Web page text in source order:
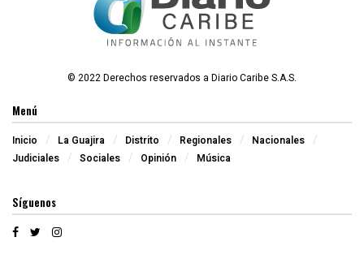
© 2022 Derechos reservados a Diario Caribe S.A.S.
Menú
Inicio La Guajira Distrito Regionales
Nacionales
Judiciales
Sociales Opinión Música
Síguenos